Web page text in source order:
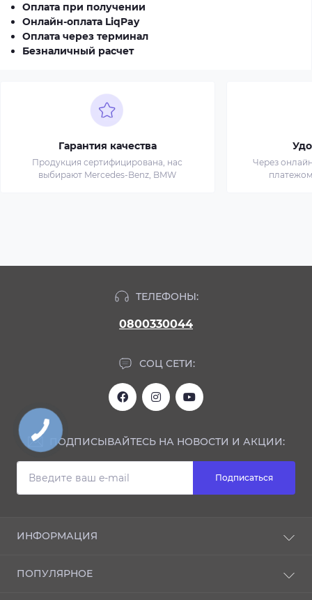
Оплата при получении
Онлайн-оплата LiqPay
Оплата через терминал
Безналичный расчет
Гарантия качества
Продукция сертифицирована, нас
выбирают Mercedes-Benz, BMW
Через
ТЕЛЕФОНЫ:
0800330044
СОЦ СЕТИ:
ПОДПИСЫВАЙТЕСЬ НА НОВОСТИ И АКЦИИ:
Подписаться
ИНФОРМАЦИЯ
Отзывы
ПОПУЛЯРНОЕ